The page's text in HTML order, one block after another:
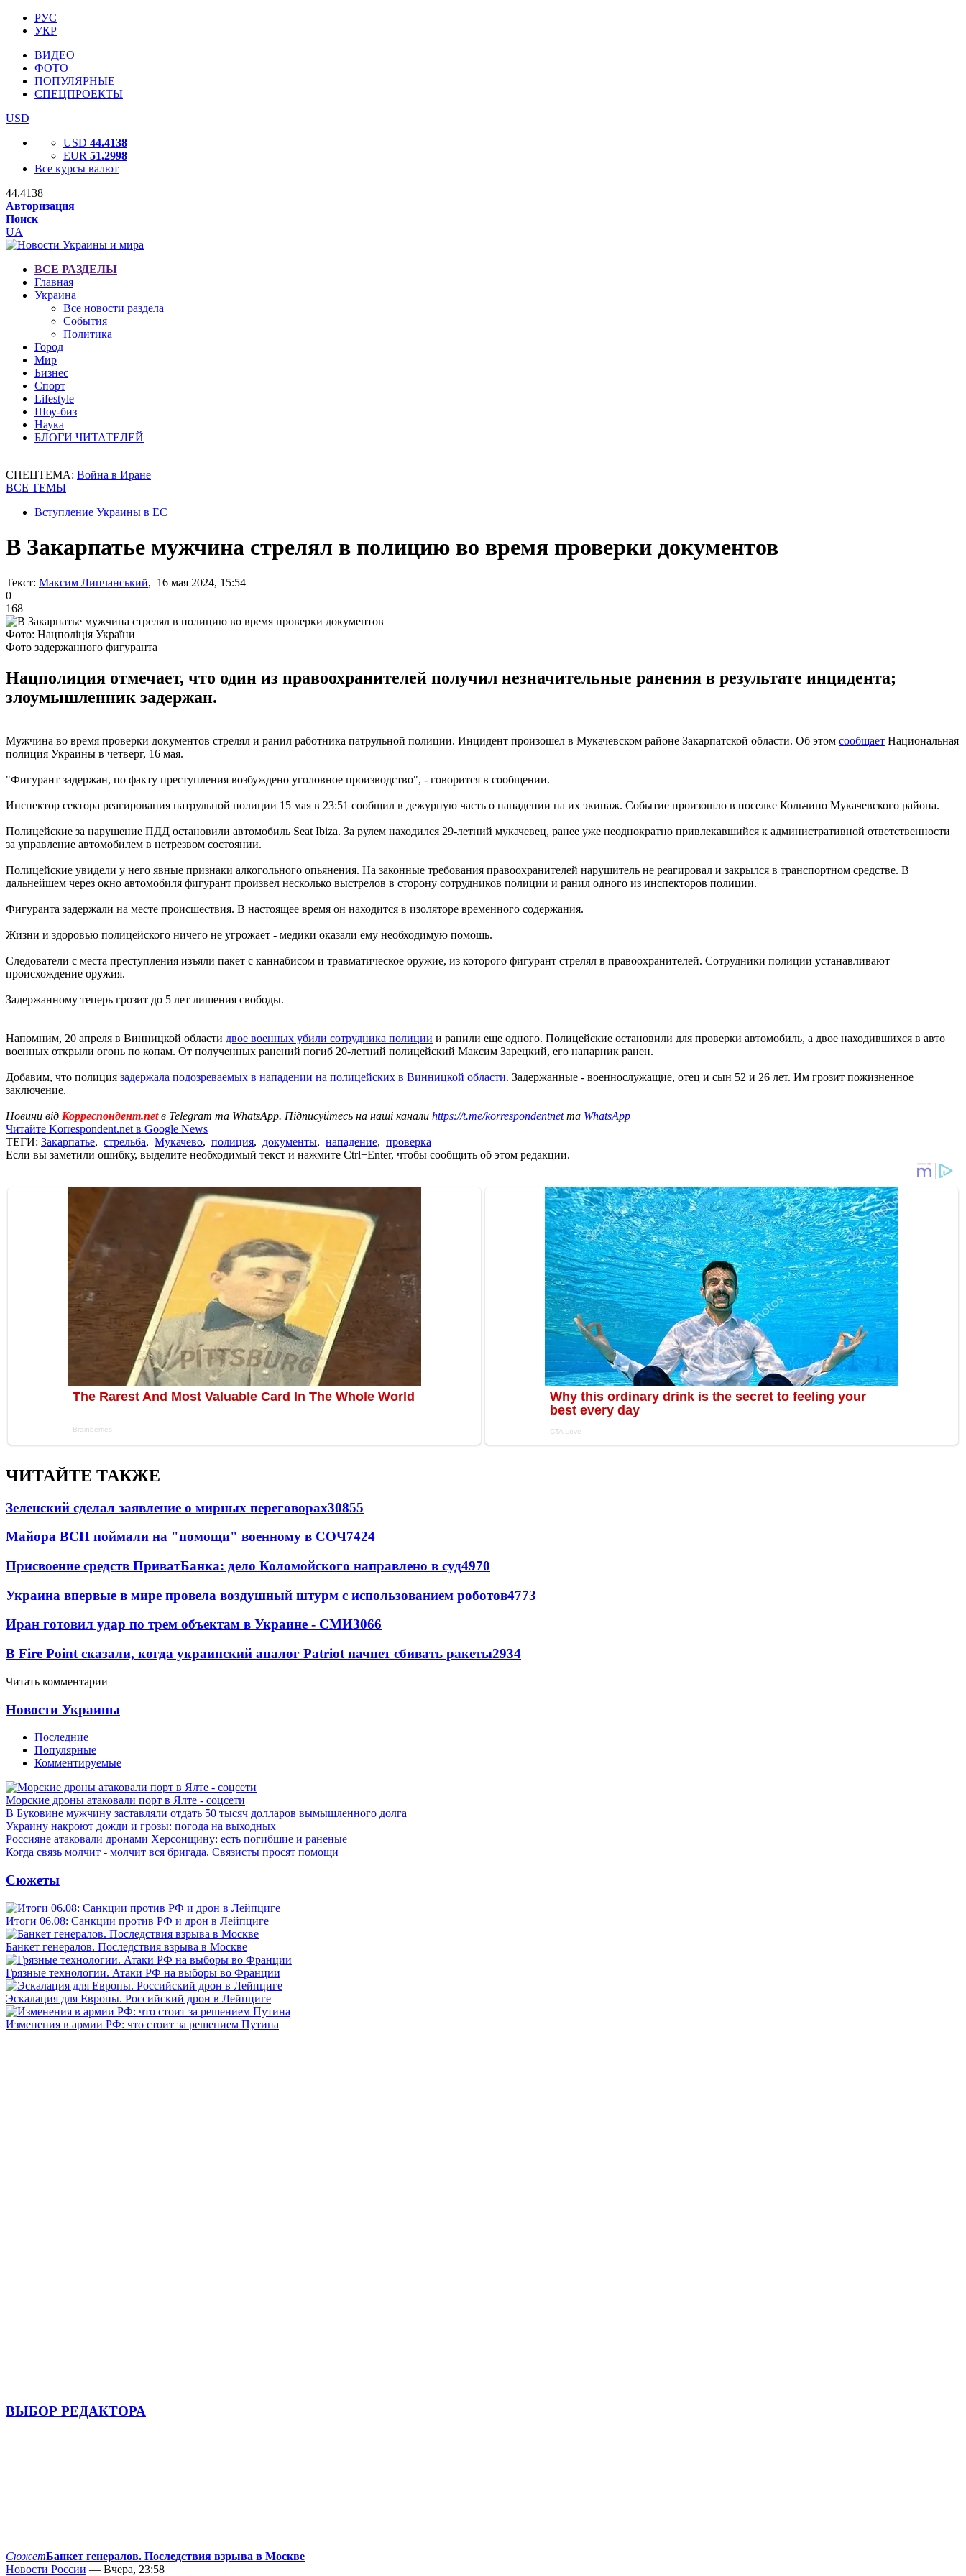
РУС
УКР
ВИДЕО
ФОТО
ПОПУЛЯРНЫЕ
СПЕЦПРОЕКТЫ
USD
USD 44.4138
EUR 51.2998
Все курсы валют
44.4138
Авторизация
Поиск
UA
ВСЕ РАЗДЕЛЫ
Главная
Украина
Все новости раздела
События
Политика
Город
Мир
Бизнес
Спорт
Lifestyle
Шоу-биз
Наука
БЛОГИ ЧИТАТЕЛЕЙ
СПЕЦТЕМА: Война в Иране
ВСЕ ТЕМЫ
Вступление Украины в ЕС
В Закарпатье мужчина стрелял в полицию во время проверки документов
Текст: Максим Липчанський, 16 мая 2024, 15:54
0
168
Фото: Нацполіція України
Фото задержанного фигуранта
Нацполиция отмечает, что один из правоохранителей получил незначительные ранения в результате инцидента;
злоумышленник задержан.
Мужчина во время проверки документов стрелял и ранил работника патрульной полиции. Инцидент произошел в Мукачевском районе Закарпатской области. Об этом сообщает Национальная
полиция Украины в четверг, 16 мая.
"Фигурант задержан, по факту преступления возбуждено уголовное производство", - говорится в сообщении.
Инспектор сектора реагирования патрульной полиции 15 мая в 23:51 сообщил в дежурную часть о нападении на их экипаж. Событие произошло в поселке Кольчино Мукачевского района.
Полицейские за нарушение ПДД остановили автомобиль Seat Ibiza. За рулем находился 29-летний мукачевец, ранее уже неоднократно привлекавшийся к административной ответственности
за управление автомобилем в нетрезвом состоянии.
Полицейские увидели у него явные признаки алкогольного опьянения. На законные требования правоохранителей нарушитель не реагировал и закрылся в транспортном средстве. В
дальнейшем через окно автомобиля фигурант произвел несколько выстрелов в сторону сотрудников полиции и ранил одного из инспекторов полиции.
Фигуранта задержали на месте происшествия. В настоящее время он находится в изоляторе временного содержания.
Жизни и здоровью полицейского ничего не угрожает - медики оказали ему необходимую помощь.
Следователи с места преступления изъяли пакет с каннабисом и травматическое оружие, из которого фигурант стрелял в правоохранителей. Сотрудники полиции устанавливают
происхождение оружия.
Задержанному теперь грозит до 5 лет лишения свободы.
Напомним, 20 апреля в Винницкой области двое военных убили сотрудника полиции и ранили еще одного. Полицейские остановили для проверки автомобиль, а двое находившихся в авто
военных открыли огонь по копам. От полученных ранений погиб 20-летний полицейский Максим Зарецкий, его напарник ранен.
Добавим, что полиция задержала подозреваемых в нападении на полицейских в Винницкой области. Задержанные - военнослужащие, отец и сын 52 и 26 лет. Им грозит пожизненное
заключение.
Новини від Корреспондент.netв Telegram та WhatsApp. Підписуйтесь на наші канали https://t.me/korrespondentnetта WhatsApp
Читайте Korrespondent.net в Google News
ТЕГИ: Закарпатье, стрельба, Мукачево, полиция, документы, нападение, проверка
Если вы заметили ошибку, выделите необходимый текст и нажмите Ctrl+Enter, чтобы сообщить об этом редакции.
ЧИТАЙТЕ ТАКЖЕ
Зеленский сделал заявление о мирных переговорах30855
Майора ВСП поймали на "помощи" военному в СОЧ7424
Присвоение средств ПриватБанка: дело Коломойского направлено в суд4970
Украина впервые в мире провела воздушный штурм с использованием роботов4773
Иран готовил удар по трем объектам в Украине - СМИ3066
В Fire Point сказали, когда украинский аналог Patriot начнет сбивать ракеты2934
Читать комментарии
Новости Украины
Последние
Популярные
Комментируемые
Морские дроны атаковали порт в Ялте - соцсети
В Буковине мужчину заставляли отдать 50 тысяч долларов вымышленного долга
Украину накроют дожди и грозы: погода на выходных
Россияне атаковали дронами Херсонщину: есть погибшие и раненые
Когда связь молчит - молчит вся бригада. Связисты просят помощи
Сюжеты
Итоги 06.08: Санкции против РФ и дрон в Лейпциге
Банкет генералов. Последствия взрыва в Москве
Грязные технологии. Атаки РФ на выборы во Франции
Эскалация для Европы. Российский дрон в Лейпциге
Изменения в армии РФ: что стоит за решением Путина
ВЫБОР РЕДАКТОРА
СюжетБанкет генералов. Последствия взрыва в Москве
Новости России — Вчера, 23:58